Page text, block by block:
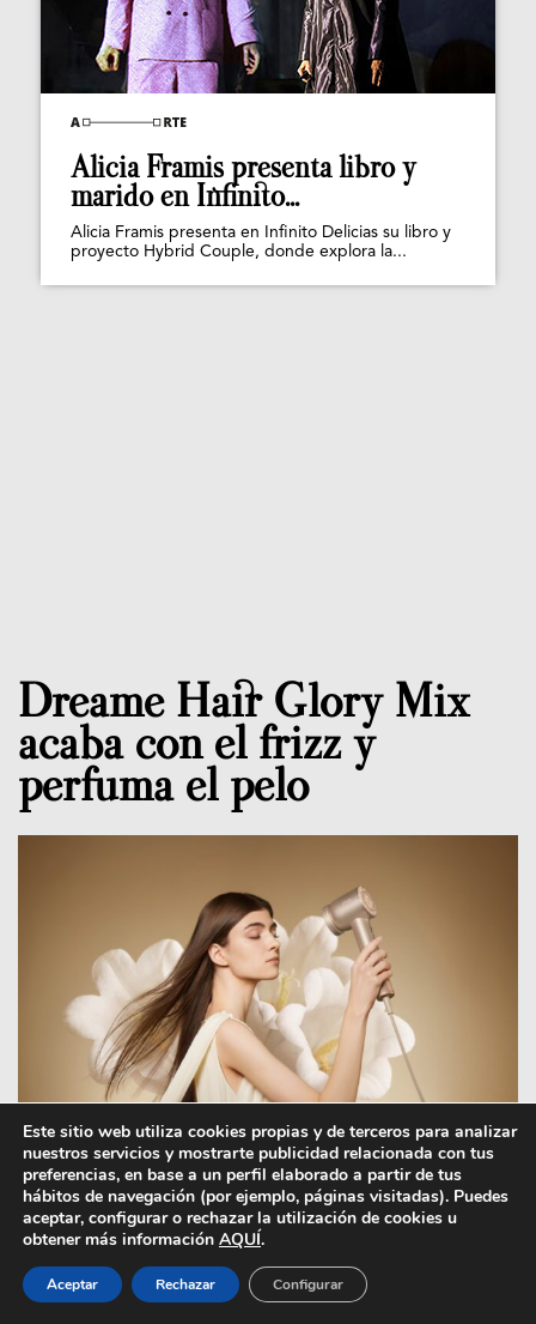
Alicia Framis presenta libro y
marido en Infinito...
Alicia Framis presenta en Infinito Delicias su libro y
proyecto Hybrid Couple, donde explora la...
Dreame Hair Glory Mix
acaba con el frizz y
perfuma el pelo
La tecnología Zero Frizz que
incorpora el secador Dreame
Hair Glory Mix, junto al
Este sitio web utiliza cookies propias y de terceros para analizar
nuestros servicios y mostrarte publicidad relacionada con tus
preferencias, en base a un perfil elaborado a partir de tus
hábitos de navegación (por ejemplo, páginas visitadas). Puedes
aceptar, configurar o rechazar la utilización de cookies u
obtener más información AQUÍ.
Aceptar Rechazar Configurar